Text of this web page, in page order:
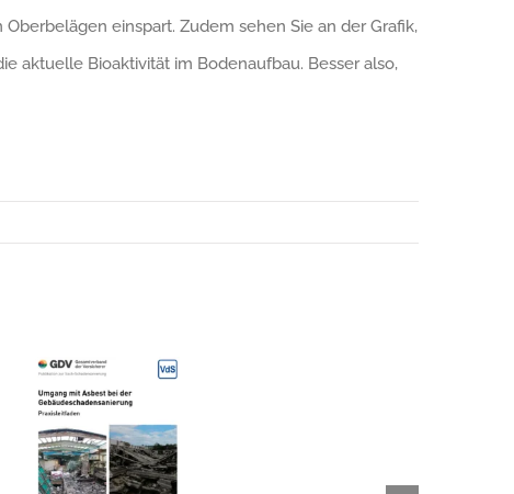
einspart. Zudem sehen Sie an der Grafik,
aktuelle Bioaktivität im Bodenaufbau. Besser also,